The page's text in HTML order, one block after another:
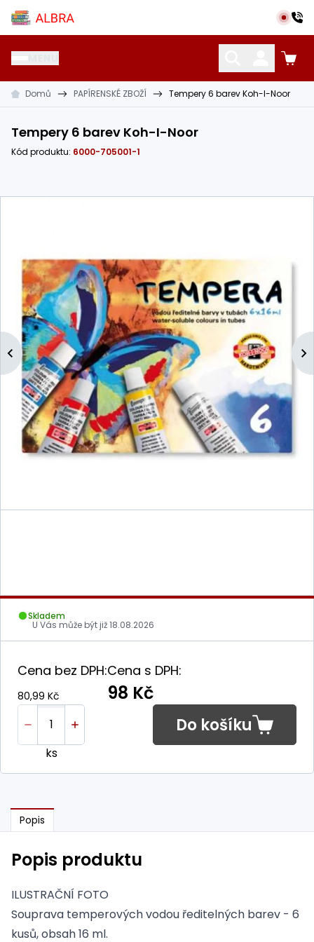
Přeskočit na hlavní obsah
Albra s.r.o.
CIZÍ JAZYKY OSTATNÍ POMŮCKY
Domů PAPÍRENSKÉ ZBOŽÍ Tempery 6 barev Koh-I-Noor
Tempery 6 barev Koh-I-Noor
Kód produktu: 6000-705001-1
Skladem
U Vás může být již18.08.2026
Cena bez DPH:
80,99 Kč
Cena s DPH:
98 Kč
ks
Do košíku
Popis
Popis produktu
ILUSTRAČNÍ FOTO
Souprava temperových vodou ředitelných barev - 6
kusů, obsah 16 ml.